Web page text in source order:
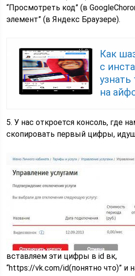
“Просмотреть код” (в
элемент” (в Яндекс Браузере).
Как
с
узнать
на
5. У нас откроется консоль, где
скопировать первый цифры,
вставляем эти цифры в id вк,
“https://vk.com/id(понятно что)” и